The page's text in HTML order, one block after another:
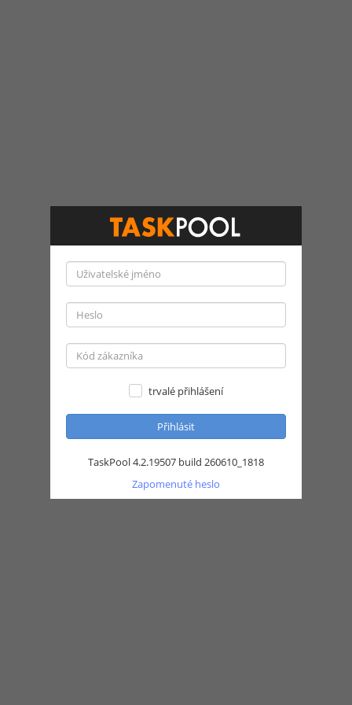
trvalé přihlášení
TaskPool 4.2.19507 build 260610_1818
Zapomenuté heslo